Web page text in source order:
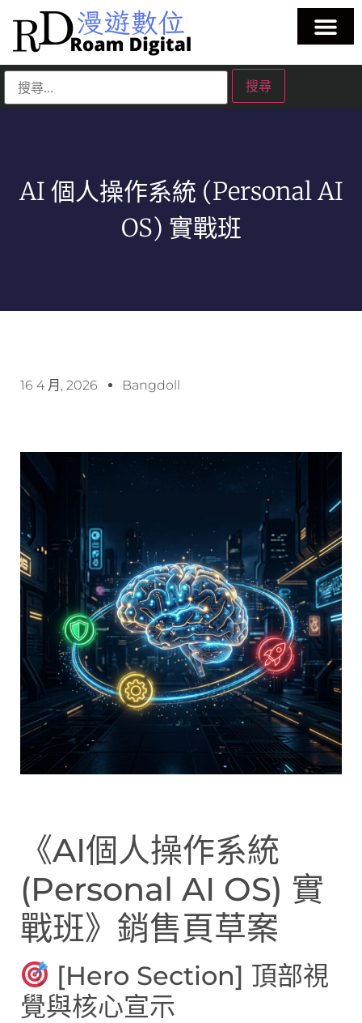
AI 個人操作系統 (Personal AI
OS) 實戰班
16 4 月, 2026 Bangdoll
《AI個人操作系統
(Personal AI OS) 實
戰班》銷售頁草案
[Hero Section] 頂部視
覺與核心宣示